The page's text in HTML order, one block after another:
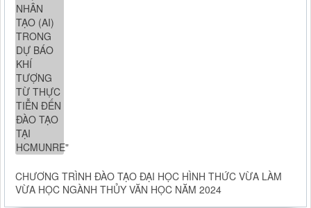
CHƯƠNG TRÌNH ĐÀO TẠO ĐẠI HỌC HÌNH THỨC VỪA LÀM
VỪA HỌC NGÀNH THỦY VĂN HỌC NĂM 2024